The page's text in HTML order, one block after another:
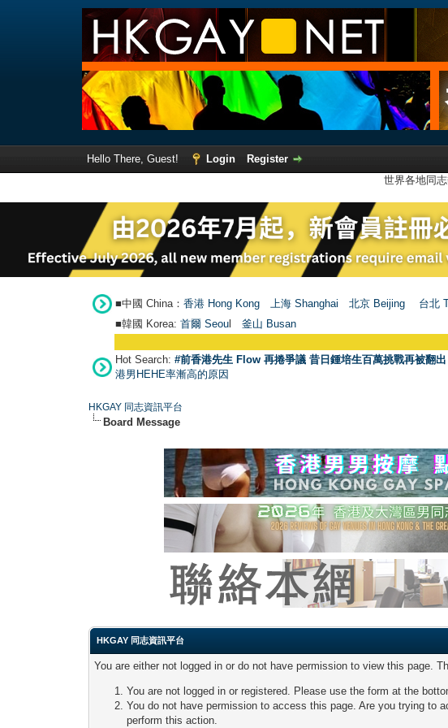
Hello There, Guest! Login
Register
世界各地同
■中國 China： 香港 Hong Kong 上海 Shanghai 北京 Beijing 台北
■韓國 Korea: 首爾 Seou 釜山 Busan
Hot Search: #前香港先生 Flow 再捲爭議 昔日鍾培生百萬挑戰再被翻
港男HEHE率漸高的原因
HKGAY 同志資訊平台
Board Message
HKGAY 同志資訊平台
You are either not logged in or do not have permission to view this page.
You are not logged in or registered. Please use the form at the
You do not have permission to access this page. Are you trying to
perform this action.